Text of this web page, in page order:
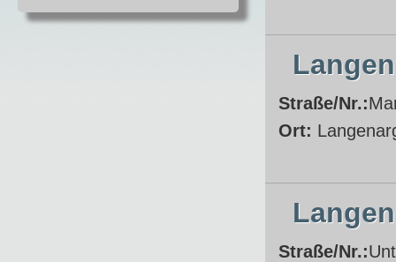
Straße/Nr.:
Ort:
Straße/Nr.: